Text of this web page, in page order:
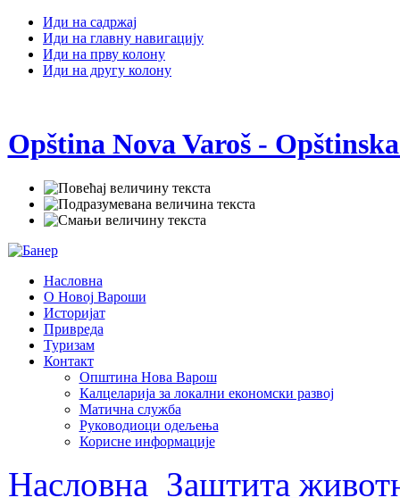
Иди на садржај
Иди на главну навигацију
Иди на прву колону
Иди на другу колону
Opština Nova Varoš -
Насловна
О Новој Вароши
Историјат
Привреда
Туризам
Контакт
Општина Нова Варош
Калцеларија за локални економски развој
Матична служба
Руководиоци одељења
Корисне информације
Насловна Заштита